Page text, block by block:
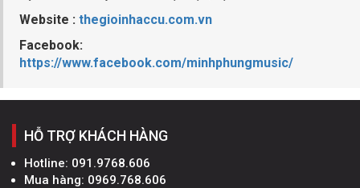
Website : thegioinhaccu.com.vn
Facebook:
https://www.facebook.com/minhphungmusic/
HỖ TRỢ KHÁCH HÀNG
Hotline: 091.9768.606
Mua hàng: 0969.768.606